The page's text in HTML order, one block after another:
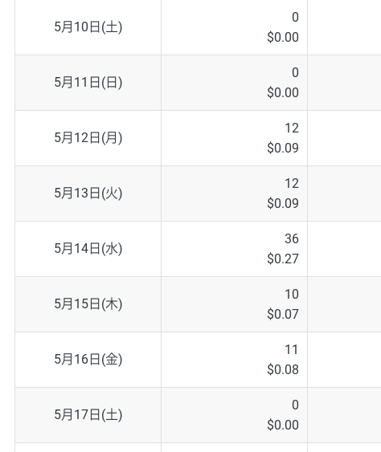
5月10日(土)
0
$0.00
5月11日(日)
0
$0.00
5月12日(月)
12
$0.09
5月13日(火)
12
$0.09
5月14日(水)
36
$0.27
5月15日(木)
10
$0.07
5月16日(金)
11
$0.08
5月17日(土)
0
$0.00